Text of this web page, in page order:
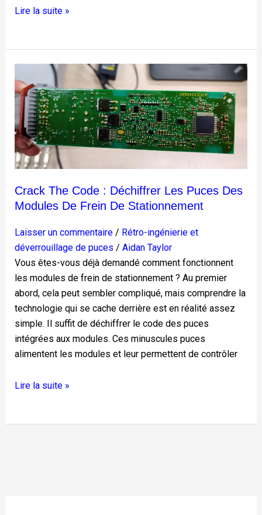
Lire la suite »
Crack The Code : Déchiffrer Les Puces Des
Modules De Frein De Stationnement
Laisser un commentaire / Rétro-ingénierie et
déverrouillage de puces / Aidan Taylor
Vous êtes-vous déjà demandé comment fonctionnent
les modules de frein de stationnement ? Au premier
abord, cela peut sembler compliqué, mais comprendre la
technologie qui se cache derrière est en réalité assez
simple. Il suffit de déchiffrer le code des puces
intégrées aux modules. Ces minuscules puces
alimentent les modules et leur permettent de contrôler
the
Code
:
déchiffrer
les
puces
modules
de
de
stationnement
Lire la suite »